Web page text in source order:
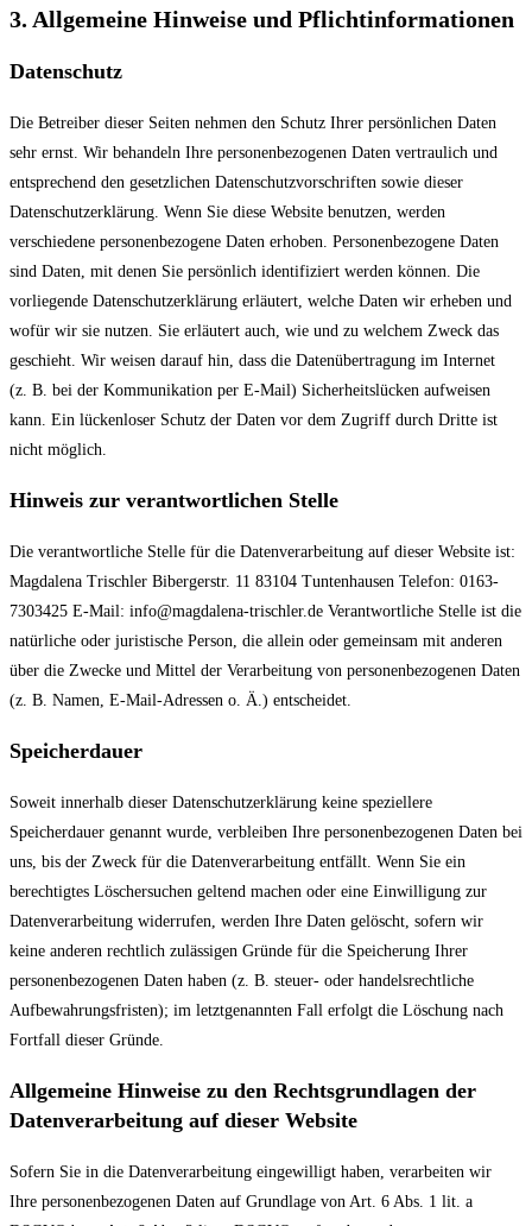
3. Allgemeine Hinweise und Pflicht­informationen
Datenschutz
Die Betreiber dieser Seiten nehmen den Schutz Ihrer persönlichen Daten
sehr ernst. Wir behandeln Ihre personenbezogenen Daten vertraulich und
entsprechend den gesetzlichen Datenschutzvorschriften sowie dieser
Datenschutzerklärung. Wenn Sie diese Website benutzen, werden
verschiedene personenbezogene Daten erhoben. Personenbezogene Daten
sind Daten, mit denen Sie persönlich identifiziert werden können. Die
vorliegende Datenschutzerklärung erläutert, welche Daten wir erheben und
wofür wir sie nutzen. Sie erläutert auch, wie und zu welchem Zweck das
geschieht. Wir weisen darauf hin, dass die Datenübertragung im Internet
(z. B. bei der Kommunikation per E-Mail) Sicherheitslücken aufweisen
kann. Ein lückenloser Schutz der Daten vor dem Zugriff durch Dritte ist
nicht möglich.
Hinweis zur verantwortlichen Stelle
Die verantwortliche Stelle für die Datenverarbeitung auf dieser Website ist:
Magdalena Trischler Bibergerstr. 11 83104 Tuntenhausen Telefon: 0163-
7303425 E-Mail: info@magdalena-trischler.de Verantwortliche Stelle ist die
natürliche oder juristische Person, die allein oder gemeinsam mit anderen
über die Zwecke und Mittel der Verarbeitung von personenbezogenen Daten
(z. B. Namen, E-Mail-Adressen o. Ä.) entscheidet.
Speicherdauer
Soweit innerhalb dieser Datenschutzerklärung keine speziellere
Speicherdauer genannt wurde, verbleiben Ihre personenbezogenen Daten bei
uns, bis der Zweck für die Datenverarbeitung entfällt. Wenn Sie ein
berechtigtes Löschersuchen geltend machen oder eine Einwilligung zur
Datenverarbeitung widerrufen, werden Ihre Daten gelöscht, sofern wir
keine anderen rechtlich zulässigen Gründe für die Speicherung Ihrer
personenbezogenen Daten haben (z. B. steuer- oder handelsrechtliche
Aufbewahrungsfristen); im letztgenannten Fall erfolgt die Löschung nach
Fortfall dieser Gründe.
Allgemeine Hinweise zu den Rechtsgrundlagen der
Datenverarbeitung auf dieser Website
Sofern Sie in die Datenverarbeitung eingewilligt haben, verarbeiten wir
Ihre personenbezogenen Daten auf Grundlage von Art. 6 Abs. 1 lit. a